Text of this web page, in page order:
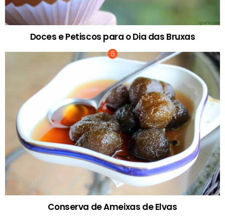
Doces e Petiscos para o Dia das Bruxas
Conserva de Ameixas de Elvas